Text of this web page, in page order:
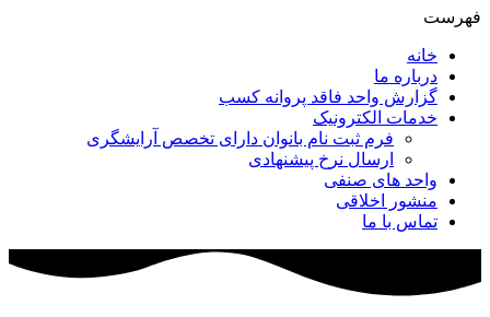
فهرست
خانه
درباره ما
گزارش واحد فاقد پروانه کسب
خدمات الکترونیک
فرم ثبت نام بانوان دارای تخصص آرایشگری
ارسال نرخ پیشنهادی
واحد های صنفی
منشور اخلاقی
تماس با ما